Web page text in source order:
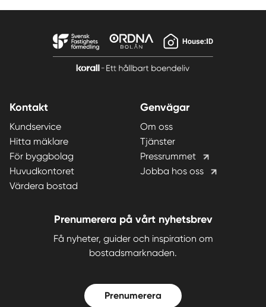
Kontakt
Kundservice
Hitta mäklare
För byggbolag
Huvudkontoret
Värdera bostad
Genvägar
Om oss
Tjänster
Pressrummet
Jobba hos oss
Prenumerera på vårt nyhetsbrev
Få nyheter, guider och inspiration om
bostadsmarknaden.
Prenumerera